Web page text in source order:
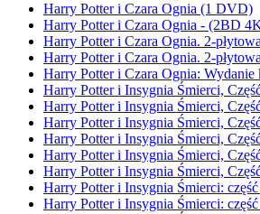
Harry Potter i Czara Ognia (1 DVD)
Harry Potter i Czara Ognia - (2BD
Harry Potter i Czara Ognia. 2-
Harry Potter i Czara Ognia. 2-
Harry Potter i Czara Ognia:
Harry Potter i Insygnia Śmierci,
Harry Potter i Insygnia Śmierci,
Harry Potter i Insygnia Śmierci,
Harry Potter i Insygnia Śmierci,
Harry Potter i Insygnia Śmierci,
Harry Potter i Insygnia Śmierci,
Harry Potter i Insygnia Śmierci:
Harry Potter i Insygnia Śmierci: